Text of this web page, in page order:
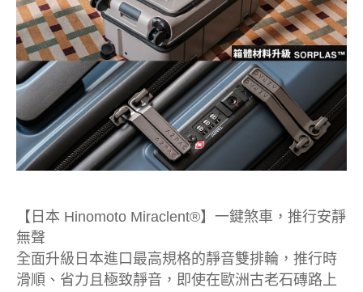
【日本 Hinomoto Miraclent®】一鍵煞車，推行安靜
無聲
全面升級日本進口最高規格的靜音雙排輪，推行時
滑順、省力且極致靜音，即使在歐洲古老石磚路上